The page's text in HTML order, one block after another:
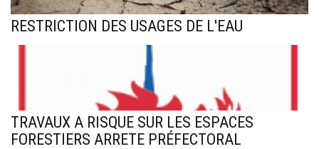
RESTRICTION DES USAGES DE L'EAU
TRAVAUX A RISQUE SUR LES ESPACES
FORESTIERS ARRETE PRÉFECTORAL